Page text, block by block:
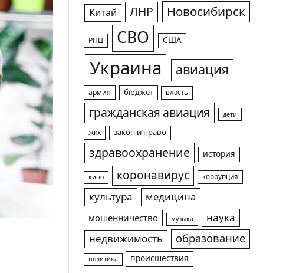
Китай ЛНР Новосибирск
РПЦ СВО США
Украина авиация
армия бюджет власть
гражданская авиация дети
жкх закон и право
здравоохранение история
кино коронавирус коррупция
культура медицина
мошенничество музыка
наука
недвижимость
образование
политика происшествия